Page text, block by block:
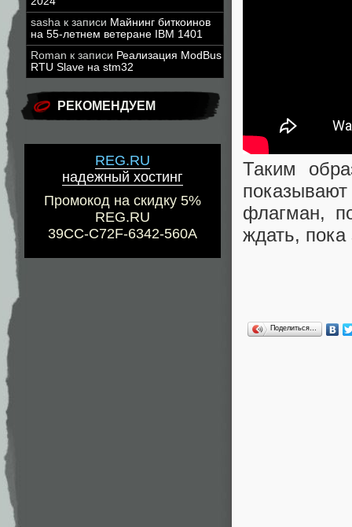
sasha к записи Майнинг биткоинов
на 55-летнем ветеране IBM 1401
Roman к записи Реализация ModBus
RTU Slave на stm32
РЕКОМЕНДУЕМ
REG.RU
надежный хостинг
Промокод на скидку 5%
REG.RU
39CC-C72F-6342-560A
Таким
флагман,
ждать,
Поделиться…